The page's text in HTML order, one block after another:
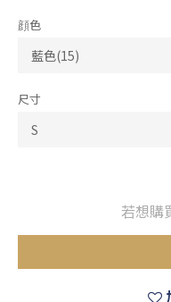
顔色
尺寸
若想購